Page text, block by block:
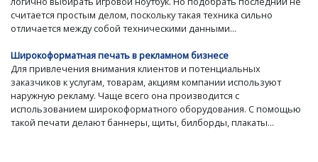
считается простым делом, поскольку такая техника сильно
отличается между собой техническими данными...
Широкоформатная печать в рекламном бизнесе
Для привлечения внимания клиентов и потенциальных
заказчиков к услугам, товарам, акциям компании используют
наружную рекламу. Чаще всего она производится с
использованием широкоформатного оборудования. С помощью
такой печати делают баннеры, щиты, билборды, плакаты...